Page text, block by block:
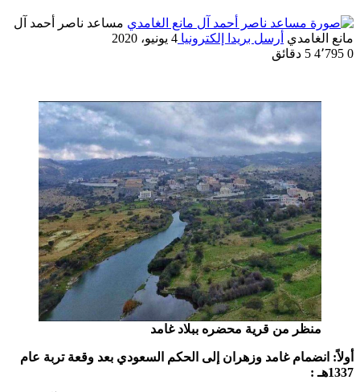
مساعد ناصر أحمد آل
مانع الغامدي أرسل بريدا إلكترونيا 4 يونيو، 2020
0
5 دقائق
منظر من قرية محضره ببلاد غامد
أولاً: انضمام غامد وزهران إلى الحكم السعودي بعد وقعة تربة عام
1337هـ :